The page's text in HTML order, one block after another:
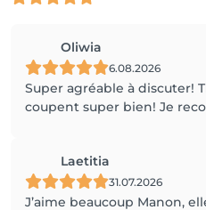
Oliwia
6.08.2026
Super agréable à discuter!
coupent super bien! Je
Laetitia
31.07.2026
J’aime beaucoup Manon,